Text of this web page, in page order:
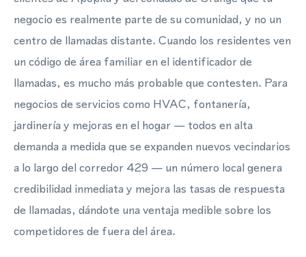
negocio es realmente parte de su comunidad, y no un
centro de llamadas distante. Cuando los residentes ven
un código de área familiar en el identificador de
llamadas, es mucho más probable que contesten. Para
negocios de servicios como HVAC, fontanería,
jardinería y mejoras en el hogar — todos en alta
demanda a medida que se expanden nuevos vecindarios
a lo largo del corredor 429 — un número local genera
credibilidad inmediata y mejora las tasas de respuesta
de llamadas, dándote una ventaja medible sobre los
competidores de fuera del área.